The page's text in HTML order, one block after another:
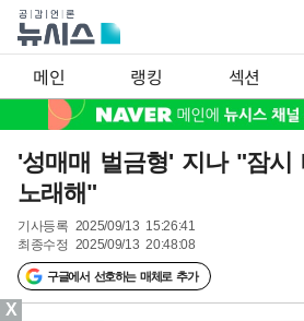
메인 랭킹 섹션
'성매매 벌금형' 지나 "잠시
노래해"
기사등록 2025/09/13 15:26:41
최종수정 2025/09/13 20:48:08
구글에서 선호하는 매체로 추가
X